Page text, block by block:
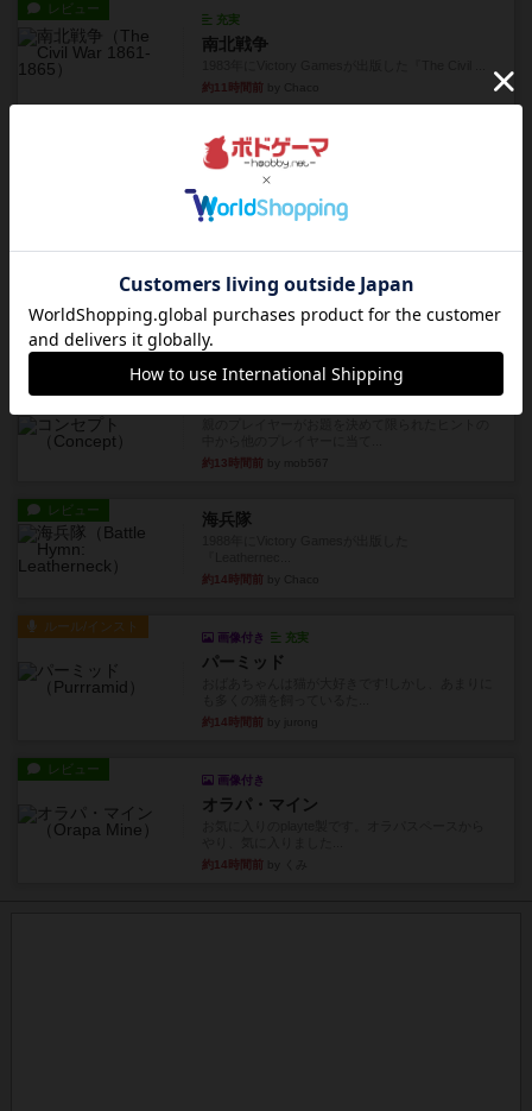
レビュー
充実
南北戦争
約11時間前
画像付き
ファイアー・ブルズ / 火牛陣
列まで攻撃できるが、自分...
フリップ７
カードをめくるかパスをするかを決めてパスした
時のカード数字が得点になる...
約13時間前
レビュー
約13時間前
レビュー 海兵隊
約14時間前
ルール/インスト
画像付き 充実
パーミッド
約14時間前
レビュー
画像付き
オラパ・マイン
約14時間前